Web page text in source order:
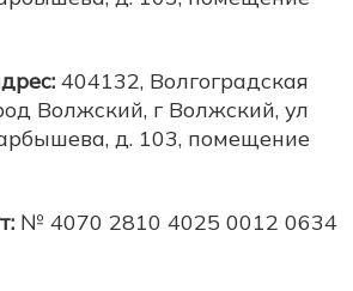
404132, Волгоградская
Волжский, г Волжский, ул
д. 103, помещение
№ 4070 2810 4025 0012 0634